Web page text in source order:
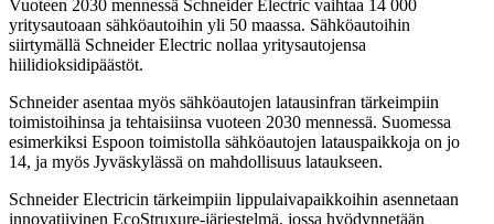
Vuoteen 2030 mennessä Schneider Electric vaihtaa 14 000
yritysautoaan sähköautoihin yli 50 maassa. Sähköautoihin
siirtymällä Schneider Electric nollaa yritysautojensa
hiilidioksidipäästöt.
Schneider asentaa myös sähköautojen latausinfran tärkeimpiin
toimistoihinsa ja tehtaisiinsa vuoteen 2030 mennessä. Suomessa
esimerkiksi Espoon toimistolla sähköautojen latauspaikkoja on jo
14, ja myös Jyväskylässä on mahdollisuus lataukseen.
Schneider Electricin tärkeimpiin lippulaivapaikkoihin asennetaan
innovatiivinen EcoStruxure-järjestelmä, jossa hyödynnetään